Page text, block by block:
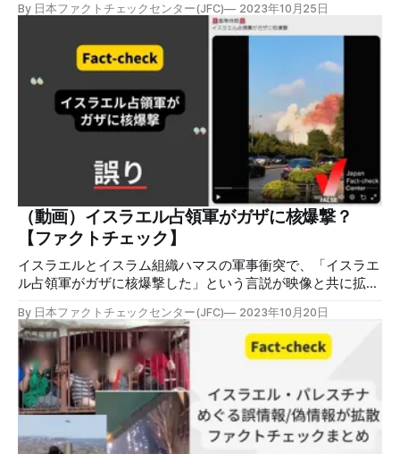
う映像が拡散しましたが、誤りです。この映像は2022年に撮
影されたもので、今回の爆発とは無関係です。 ※サムネイル
の追記で「ハマスが病院を攻撃していないという検証」を
「病院の爆発がイスラム勢力のロケット弾によるものでない
という検証」に修正しました（修正 2023年10月26日）。 検
証対象 2023年10月17日午後7時30分ごろ（現地時間）、ガ
ザ地区北部アル・アハリ病院で爆発があり、ガザ保健当局は
これまでに471人の死亡が確認されたと発表している。爆発
について、イスラム組織ハマスは「イスラエル軍によるも
の」と非難したが、イスラエル側は関与を否定。ガザ地区内
のイスラム組織からのロケット弾によるものだと主張し、双
方の意見が対立している。 爆発の原因をめぐって、10月18
日、SNS上で「イスラエルがガザにある病院を攻撃したと情
報が拡散しているが違う。ハマスのロケットがコントロール
を失い病院に直撃した瞬
By 日本ファクトチェックセンター(JFC) 2023年10月25日
（動画）イスラエル占領軍がガザに核爆撃？
【ファクトチェック】
イスラエルとイスラム組織ハマスの軍事衝突で、「イスラエ
ル占領軍がガザに核爆撃した」という言説が映像と共に拡散
ート港で起きた大爆発で、イスラエル・パレスチナでの武力
衝突とは関係がありません。また、硝酸アンモニウムによる
爆発の様子であり、核爆発ではありません。 検証対象 2023
年10月16日、「イスラエル占領軍がガザに核爆撃」という動
画付き投稿がSNSで拡散した。動画には、街路樹に囲まれた
車道の奥で爆発が起き、人々が悲鳴を上げて逃げる様子が映
っている。この投稿は、2023年10月19日時点で900回以上リ
ポストされ、表示回数は100万件を超える。 投稿について
By 日本ファクトチェックセンター(JFC) 2023年10月20日